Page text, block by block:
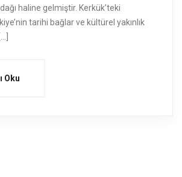
haline gelmiştir. Kerkük’teki
tarihi bağlar ve kültürel yakınlık
Oku